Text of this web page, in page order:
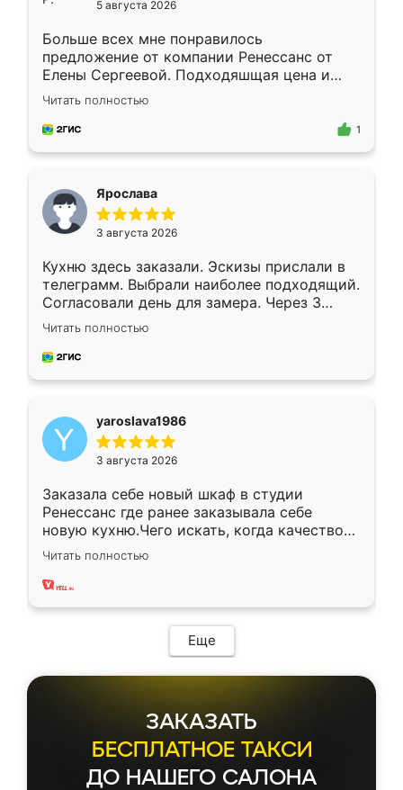
5 августа 2026
Больше всех мне понравилось
предложение от компании Ренессанс от
Елены Сергеевой. Подходяшщая цена и
короткие сроки изготовления. Приехавший
для замера сотрудник Владислав
предложил по моему эскизу самый
Читать полностью
1
Ярослава
3 августа 2026
Кухню здесь заказали. Эскизы прислали в
телеграмм. Выбрали наиболее подходящий.
Согласовали день для замера. Через 3
недели кухня была уже готова. Остались
довольны работой. Спасибо Ренессанс
мебель за качественную работу!
Читать полностью
yaroslava1986
3 августа 2026
Заказала себе новый шкаф в студии
Ренессанс где ранее заказывала себе
новую кухню.Чего искать, когда качеством
вполне довольна. Служит кухня уже почти
два года, нареканий нет.
Читать полностью
Еще
ЗАКАЗАТЬ
БЕСПЛАТНОЕ ТАКСИ
ДО НАШЕГО САЛОНА